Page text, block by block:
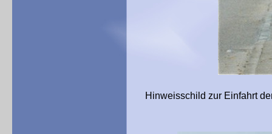
Hinweisschild zur Einfahrt